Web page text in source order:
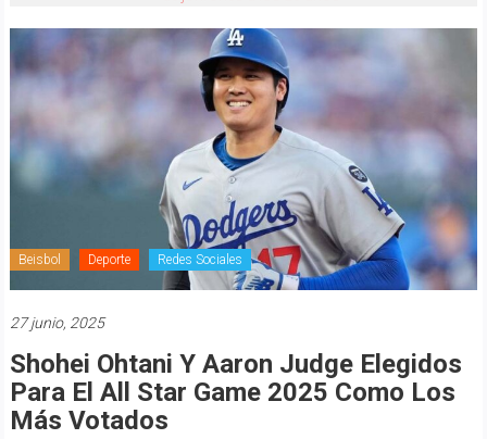
Beisbol Deporte Redes Sociales
27 junio, 2025
Shohei Ohtani Y Aaron Judge Elegidos
Para El All Star Game 2025 Como Los
Más Votados